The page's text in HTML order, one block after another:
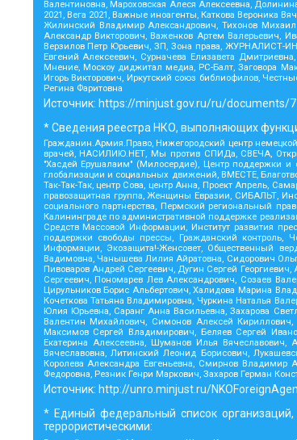
Валентиновна, Мароховская Алеся Алексеевна,
2021, Вега 2021, Важные иноагенты, Каткова Вероника
Жилинский Владимир Александрович, Тихонов Михаил
Александр Викторович, Важенков Артем Валерьевич,
Верзилов Петр Юрьевич, ЗП, Зона права, ЖУРНАЛИСТ-
Евгений Алексеевич, Сурначева Елизавета
Мнение, Москоу диджитал медиа, РС-Балт, Заговора
Игорь Викторович, Иркутский союз библиофилов,
Регина Фаритовна
Источник: https://minjust.gov.ru/ru/documents/
* Сведения реестра НКО, выполняющих
Гражданин.Армия.Право, Нижегородский центр
врачей, НАСИЛИЮ.НЕТ, Мы против СПИДа, СВЕЧА,
"Хасдей Ерушалаим" (Милосердие), Центр поддержки и
глобализации и социальных движений, ВМЕСТЕ,
Так-Так-Так, центр Сова, центр Анна, Проект Апрель,
правозащитная группа, Женщины Евразии, СИБАЛЬТ,
социального партнерства, Пермский региональный
Калининграде по административной поддержке
Средств Массовой Информации, Институт развития
поддержки свободы прессы, Гражданский контроль,
Информации, Экозащита!-Женсовет, Общественный
Вадимовна, Чанышева Лилия Айратовна, Сидорович
Пивоваров Андрей Сергеевич, Дугин Сергей
Сергеевич, Пономарев Лев Александрович, Созаев
Цирульников Борис Альбертович, Халидова Марина
Кочеткова Татьяна Владимировна, Чуркина Наталья
Юлия Юрьевна, Саранг Анна Васильевна, Захарова
Валентин Михайлович, Симонов Алексей
Максимов Сергей Владимирович, Беляев Сергей
Екатерина Алексеевна, Шуманов Илья
Вячеславовна, Литинский Леонид Борисович,
Королева Александра Евгеньевна, Смирнов
Федоровна, Резник Генри Маркович, Захаров Герман
Источник: http://unro.minjust.ru/
* Единый федеральный список
террористическими: